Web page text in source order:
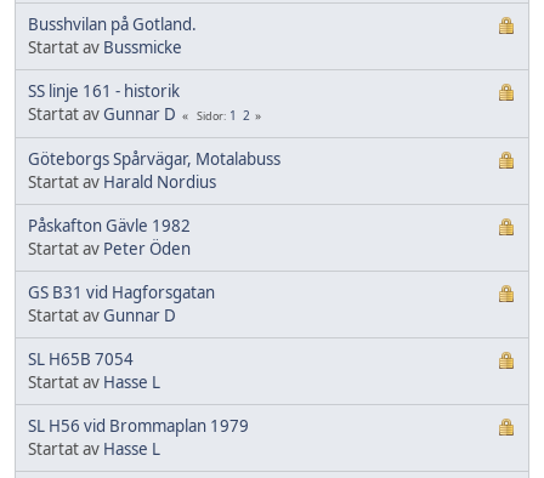
Busshvilan på Gotland.
Startat av Bussmicke
SS linje 161 - historik
Startat avGunnar D Sidor 1 2
Göteborgs Spårvägar, Motalabuss
Startat av Harald Nordius
Påskafton Gävle 1982
Startat av Peter Öden
GS B31 vid Hagforsgatan
Startat avGunnar D
SL H65B 7054
Startat av Hasse L
SL H56 vid Brommaplan 1979
Startat av Hasse L